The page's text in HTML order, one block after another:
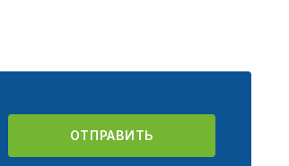
ОТПРАВИТЬ